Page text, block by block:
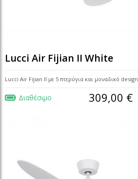
Lucci Air Fijian II White
Lucci Air Fijian II με 5 πτερύγια και μοναδικό design
Διαθέσιμο 309,00 €